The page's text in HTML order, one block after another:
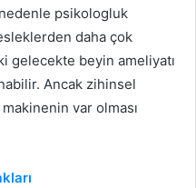
nedenle psikologluk
daha çok
gelecekte beyin ameliyatı
Ancak zihinsel
var olması